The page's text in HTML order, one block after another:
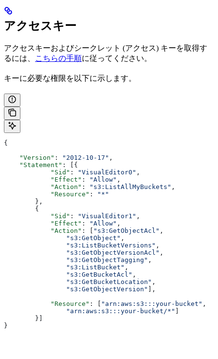
アクセスキー
アクセスキーおよびシークレット (アクセス) キーを取得す
るには、
こちらの手順に従ってください。
キーに必要な権限を以下に示します。
{
"Version" : "2012-10-17" ,
"Statement" : [{
"Sid" : "VisualEditor0" ,
"Effect" : "Allow" ,
"Action" : "s3:ListAllMyBuckets" ,
"Resource" :
"*"
},
{
"Sid" : "VisualEditor1" ,
"Effect" : "Allow" ,
"Action" : [ "s3:GetObjectAcl" ,
"s3:GetObject" ,
"s3:ListBucketVersions" ,
"s3:GetObjectVersionAcl" ,
"s3:GetObjectTagging" ,
"s3:ListBucket" ,
"s3:GetBucketAcl" ,
"s3:GetBucketLocation" ,
"s3:GetObjectVersion" ],
"Resource" : [ "arn:aws:s3:::your-bucket" ,
"arn:aws:s3:::your-bucket/*" ]
}]
}